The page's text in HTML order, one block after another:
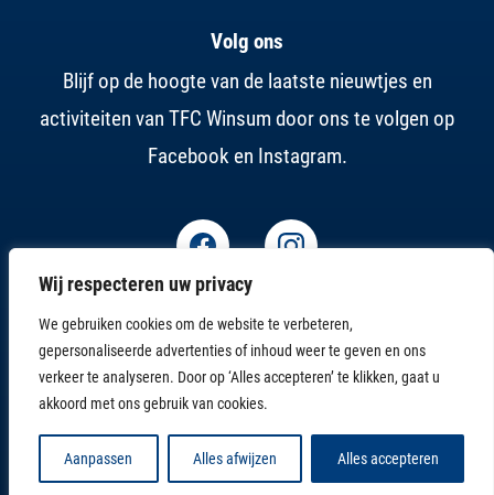
Wij respecteren uw privacy
We gebruiken cookies om de website te verbeteren,
gepersonaliseerde advertenties of inhoud weer te geven en ons
verkeer te analyseren. Door op ‘Alles accepteren’ te klikken, gaat u
akkoord met ons gebruik van cookies.
Aanpassen Alles afwijzen Alles accepteren
Volg ons
Blijf op de hoogte van de laatste nieuwtjes en
activiteiten van TFC Winsum door ons te volgen op
Facebook en Instagram.
Disclaimer
Algemene voorwaarden
© Copyright 2026 TFC Winsum